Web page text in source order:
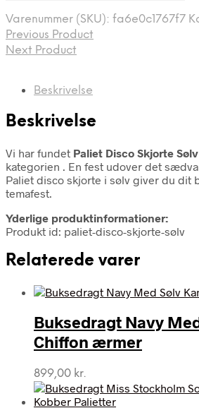
Varenummer (SKU): fa6e0c1767f7
Previous Product
Next Product
Beskrivelse
Beskrivelse
Vi har fundet Paliet Disco Skjorte Sølv
kategorien . En fest udover det
Paliet disco skjorte i sølv giver du dit
temafest.
Yderlige produktinformationer:
Produkt id: paliet-disco-skjorte-sølv
Relaterede varer
Buksedragt Navy
Chiffon ærmer
899,00 kr.